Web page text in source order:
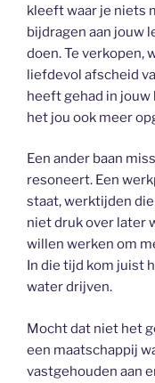
kleeft waar je niets
bijdragen aan jouw
doen. Te verkopen,
liefdevol afscheid
heeft gehad in
het jou ook meer
Een ander baan
resoneert. Een
staat, werktijden
niet druk over later
willen werken om
In die tijd kom juist
water drijven.
Mocht dat niet het
een maatschappij
vastgehouden aan